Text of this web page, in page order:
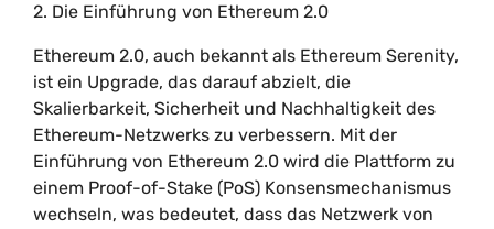
2. Die Einführung von Ethereum 2.0
Ethereum 2.0, auch bekannt als Ethereum Serenity,
ist ein Upgrade, das darauf abzielt, die
Skalierbarkeit, Sicherheit und Nachhaltigkeit des
Ethereum-Netzwerks zu verbessern. Mit der
Einführung von Ethereum 2.0 wird die Plattform zu
einem Proof-of-Stake (PoS) Konsensmechanismus
wechseln, was bedeutet, dass das Netzwerk von